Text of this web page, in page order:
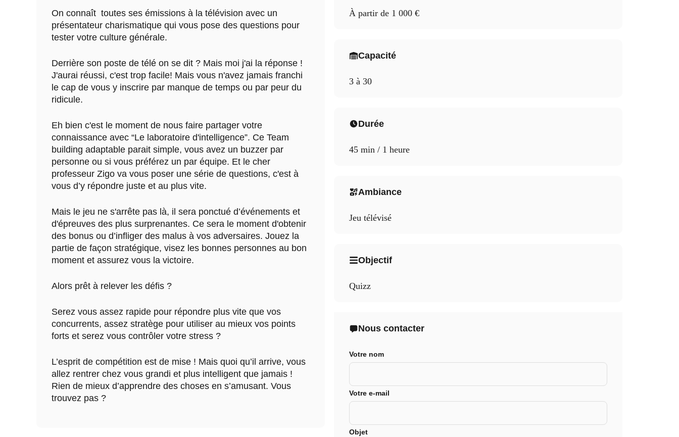
On connaît toutes ses émissions à la télévision avec un
présentateur charismatique qui vous pose des questions pour
tester votre culture générale.
Derrière son poste de télé on se dit ? Mais moi j'ai la réponse !
J'aurai réussi, c'est trop facile! Mais vous n'avez jamais franchi
le cap de vous y inscrire par manque de temps ou par peur du
ridicule.
Eh bien c'est le moment de nous faire partager votre
connaissance avec “Le laboratoire d'intelligence”. Ce Team
building adaptable parait simple, vous avez un buzzer par
personne ou si vous préférez un par équipe. Et le cher
professeur Zigo va vous poser une série de questions, c'est à
vous d’y répondre juste et au plus vite.
Mais le jeu ne s'arrête pas là, il sera ponctué d’événements et
d'épreuves des plus surprenantes. Ce sera le moment d'obtenir
des bonus ou d’infliger des malus à vos adversaires. Jouez la
partie de façon stratégique, visez les bonnes personnes au bon
moment et assurez vous la victoire.
Alors prêt à relever les défis ?
Serez vous assez rapide pour répondre plus vite que vos
concurrents, assez stratège pour utiliser au mieux vos points
forts et serez vous contrôler votre stress ?
L’esprit de compétition est de mise ! Mais quoi qu’il arrive, vous
allez rentrer chez vous grandi et plus intelligent que jamais !
Rien de mieux d’apprendre des choses en s’amusant. Vous
trouvez pas ?
À partir de 1 000 €
Capacité
3 à 30
Durée
45 min / 1 heure
Ambiance
Jeu télévisé
Objectif
Quizz
Nous contacter
Votre nom
Votre e-mail
Objet